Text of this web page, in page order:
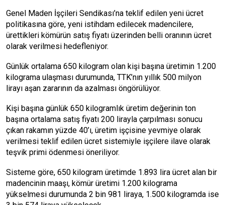
Genel Maden İşçileri Sendikası’na teklif edilen yeni ücret
politikasına göre, yeni istihdam edilecek madencilere,
ürettikleri kömürün satış fiyatı üzerinden belli oranının ücret
olarak verilmesi hedefleniyor.
Günlük ortalama 650 kilogram olan kişi başına üretimin 1.200
kilograma ulaşması durumunda, TTK’nın yıllık 500 milyon
lirayı aşan zararının da azalması öngörülüyor.
Kişi başına günlük 650 kilogramlık üretim değerinin ton
başına ortalama satış fiyatı 200 lirayla çarpılması sonucu
çıkan rakamın yüzde 40’ı, üretim işçisine yevmiye olarak
verilmesi teklif edilen ücret sistemiyle işçilere ilave olarak
teşvik primi ödenmesi öneriliyor.
Sisteme göre, 650 kilogram üretimde 1.893 lira ücret alan bir
madencinin maaşı, kömür üretimi 1.200 kilograma
yükselmesi durumunda 2 bin 981 liraya, 1.500 kilogramda ise